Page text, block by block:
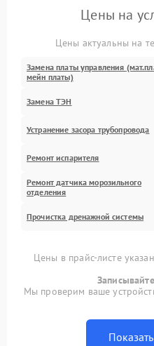
Цены на
Цены актуальны на
Замена платы управления
мейн платы)
Замена ТЭН
Устранение засора трубопровода
Ремонт испарителя
Ремонт датчика морозильного
отделения
Прочистка дренажной системы
Цены в прайс-листе
Мы проверим ваше